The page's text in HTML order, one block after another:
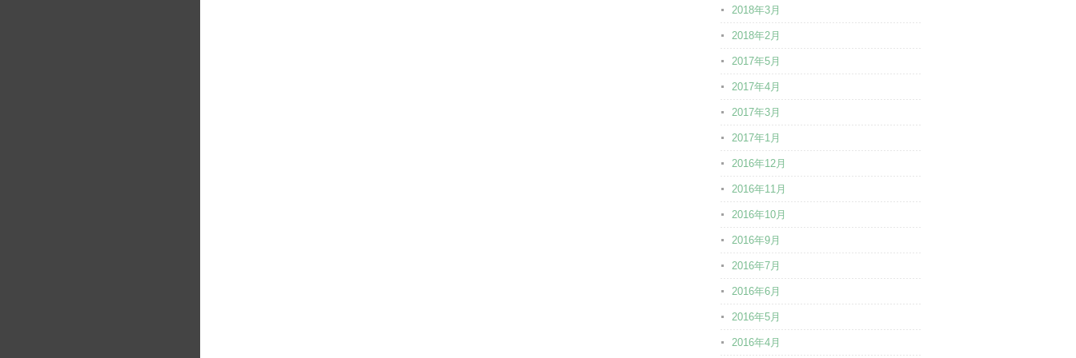
2018年3月
2018年2月
2017年5月
2017年4月
2017年3月
2017年1月
2016年12月
2016年11月
2016年10月
2016年9月
2016年7月
2016年6月
2016年5月
2016年4月